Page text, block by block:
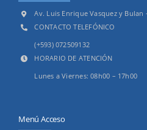
Av. Luis Enrique Vasquez y Bulan
CONTACTO TELEFÓNICO
(+593) 072509132
HORARIO DE ATENCIÓN
Lunes a Viernes: 08h00 – 17h00
Menú Acceso